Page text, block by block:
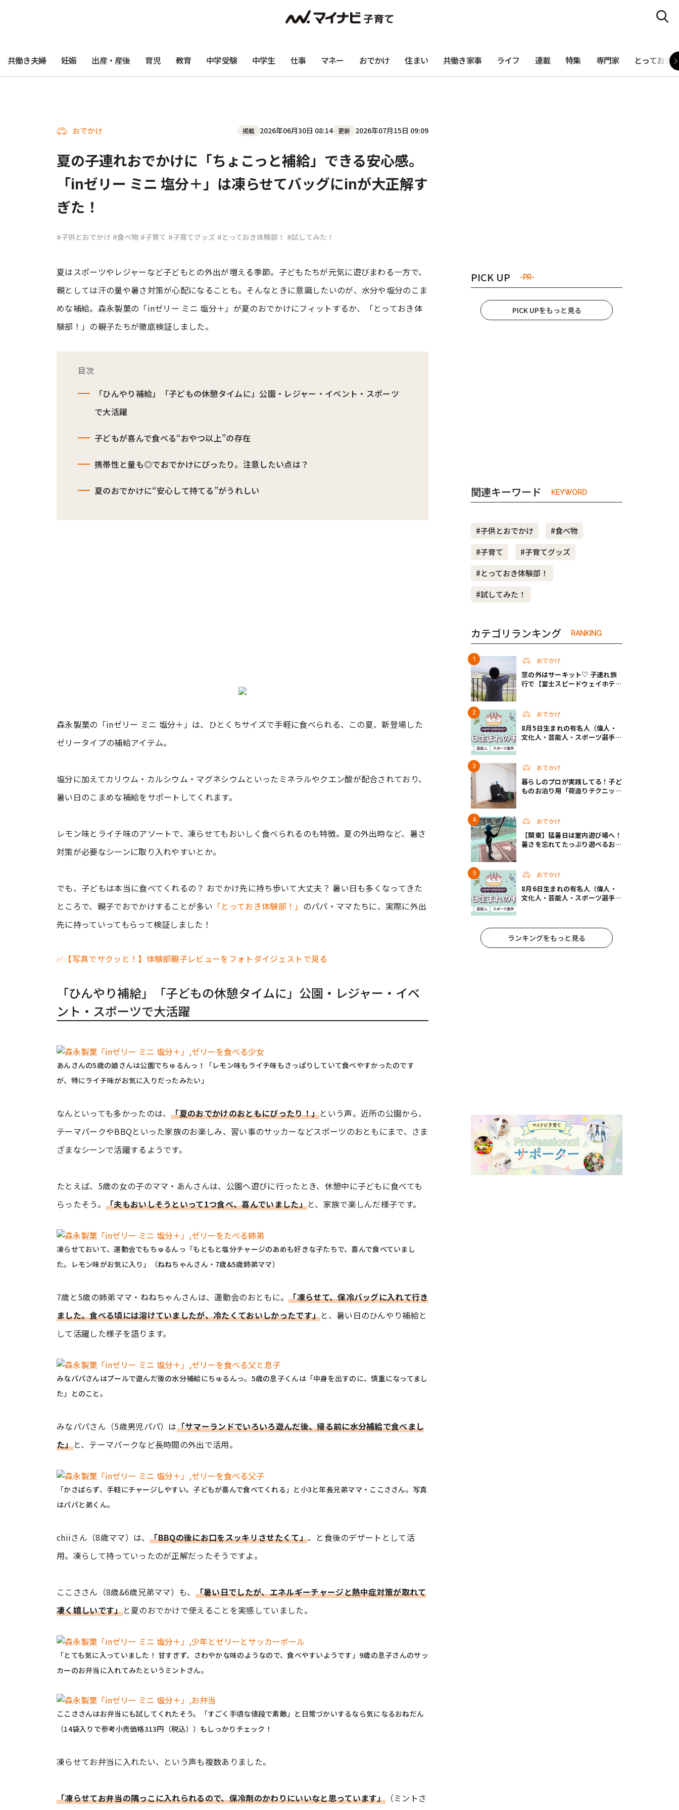
共働き夫婦 妊娠 出産・産後 育児 教育 中学受験 中学生 仕事 マネー おでかけ 住まい 共働き家事 ライフ 連載 特集 専門家 とっておき
おでかけ 掲載 2026年06月30日 08:14 更新 2026年07月15日 09:09
夏の子連れおでかけに「ちょこっと補給」できる安心感。
「inゼリー ミニ 塩分＋」は凍らせてバッグにinが大正解す
ぎた！
#子供とおでかけ #食べ物 #子育て #子育てグッズ #とっておき体験部！ #試してみた！
夏はスポーツやレジャーなど子どもとの外出が増える季節。子どもたちが元気に遊びまわる一方で、
親としては汗の量や暑さ対策が心配になることも。そんなときに意識したいのが、水分や塩分のこま
めな補給。森永製菓の「inゼリー ミニ 塩分＋」が夏のおでかけにフィットするか、「とっておき体
験部！」の親子たちが徹底検証しました。
目次
「ひんやり補給」「子どもの休憩タイムに」公園・レジャー・イベント・スポーツ
で大活躍
子どもが喜んで食べる“おやつ以上”の存在
携帯性と量も◎でおでかけにぴったり。注意したい点は？
夏のおでかけに“安心して持てる”がうれしい
森永製菓の「inゼリー ミニ 塩分＋」は、ひとくちサイズで手軽に食べられる、この夏、新登場した
ゼリータイプの補給アイテム。
塩分に加えてカリウム・カルシウム・マグネシウムといったミネラルやクエン酸が配合されており、
暑い日のこまめな補給をサポートしてくれます。
レモン味とライチ味のアソートで、凍らせてもおいしく食べられるのも特徴。夏の外出時など、暑さ
対策が必要なシーンに取り入れやすいとか。
でも、子どもは本当に食べてくれるの？ おでかけ先に持ち歩いて大丈夫？ 暑い日も多くなってきた
ところで、親子でおでかけすることが多い 「とっておき体験部！」 のパパ・ママたちに、実際に外出
先に持っていってもらって検証しました！
✅【写真でサクッと！】体験部親子レビューをフォトダイジェストで見る
「ひんやり補給」「子どもの休憩タイムに」公園・レジャー・イベ
ント・スポーツで大活躍
あんさんの5歳の娘さんは公園でちゅるんっ！「レモン味もライチ味もさっぱりしていて食べやすかったのです
が、特にライチ味がお気に入りだったみたい」
なんといっても多かったのは、「夏のおでかけのおともにぴったり！」という声。近所の公園から、
テーマパークやBBQといった家族のお楽しみ、習い事のサッカーなどスポーツのおともにまで、さま
ざまなシーンで活躍するようです。
たとえば、5歳の女の子のママ・あんさんは、公園へ遊びに行ったとき、休憩中に子どもに食べても
らったそう。 「夫もおいしそうといって1つ食べ、喜んでいました」と、家族で楽しんだ様子です。
凍らせておいて、運動会でもちゅるんっ「もともと塩分チャージのあめも好きな子たちで、喜んで食べていまし
た。レモン味がお気に入り」（ねねちゃんさん・7歳&5歳姉弟ママ）
7歳と5歳の姉弟ママ・ねねちゃんさんは、運動会のおともに。「凍らせて、保冷バッグに入れて行き
ました。食べる頃には溶けていましたが、冷たくておいしかったです」と、暑い日のひんやり補給と
して活躍した様子を語ります。
みなパパさんはプールで遊んだ後の水分補給にちゅるんっ。5歳の息子くんは「中身を出すのに、慎重になってまし
た」とのこと。
みなパパさん（5歳男児パパ）は「サマーランドでいろいろ遊んだ後、帰る前に水分補給で食べまし
た」と、テーマパークなど長時間の外出で活用。
「かさばらず、手軽にチャージしやすい。子どもが喜んで食べてくれる」と小3と年長兄弟ママ・ここささん。写真
はパパと弟くん。
chiiさん（8歳ママ）は、「BBQの後にお口をスッキリさせたくて」、と食後のデザートとして活
用。凍らして持っていったのが正解だったそうですよ。
ここささん（8歳&6歳兄弟ママ）も、 「暑い日でしたが、エネルギーチャージと熱中症対策が取れて
凄く嬉しいです」と夏のおでかけで使えることを実感していました。
「とても気に入っていました！ 甘すぎず、さわやかな味のようなので、食べやすいようです」9歳の息子さんのサッ
カーのお弁当に入れてみたというミントさん。
ここささんはお弁当にも試してくれたそう。「すごく手頃な値段で素敵」と日常づかいするなら気になるおねだん
（14袋入りで参考小売価格313円（税込））もしっかりチェック！
凍らせてお弁当に入れたい、という声も複数ありました。
「凍らせてお弁当の隅っこに入れられるので、保冷剤のかわりにいいなと思っています」（ミントさ
PICK UP -PR-
PICK UPをもっと見る
関連キーワード KEYWORD
#子供とおでかけ
#食べ物
#子育て
#子育てグッズ
#とっておき体験部！
#試してみた！
カテゴリランキング RANKING
おでかけ
窓の外はサーキット♡ 子連れ旅
行で【富士スピードウェイホテ
おでかけ
8月5日生まれの有名人（偉人・
文化人・芸能人・スポーツ選手・
おでかけ
暮らしのプロが実践してる！子ど
ものお泊り用「荷造りテクニッ
おでかけ
【関東】猛暑日は室内遊び場へ！
暑さを忘れてたっぷり遊べるおす
おでかけ
8月6日生まれの有名人（偉人・
文化人・芸能人・スポーツ選手・
ランキングをもっと見る